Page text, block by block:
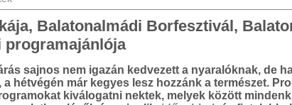
Balatonalmádi Borfesztivál,
programajánlója
sajnos nem igazán kedvezett a nyaralóknak, de
hétvégén már kegyes lesz hozzánk a természet.
kiválogatni nektek, melyek között